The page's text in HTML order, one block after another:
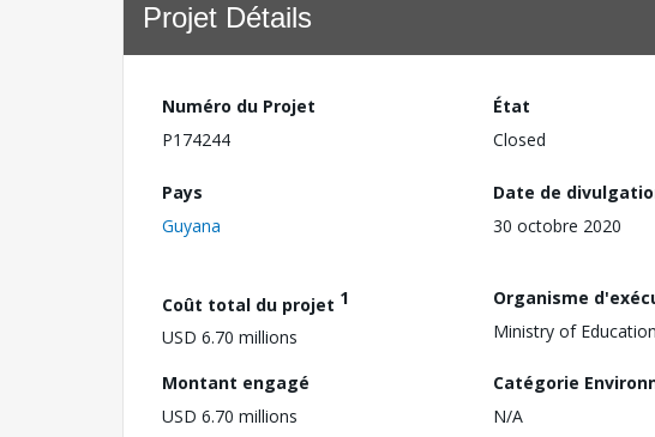
Projet Détails
Numéro du Projet
P174244
État
Closed
Pays
Guyana
Date de
30 octobre 2020
Coût total du projet 1
USD 6.70 millions
Organisme
Ministry of Education
Montant engagé
USD 6.70 millions
Catégorie
N/A